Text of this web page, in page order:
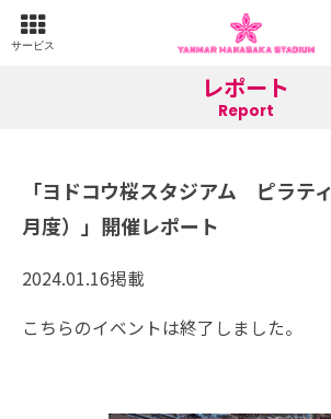
サービス
レポート
Report
「ヨドコウ桜スタジアム ピラテ
月度）」開催レポート
2024.01.16掲載
こちらのイベントは終了しました。